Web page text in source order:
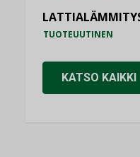
TUOTEUUTINEN
KATSO KAIKKI